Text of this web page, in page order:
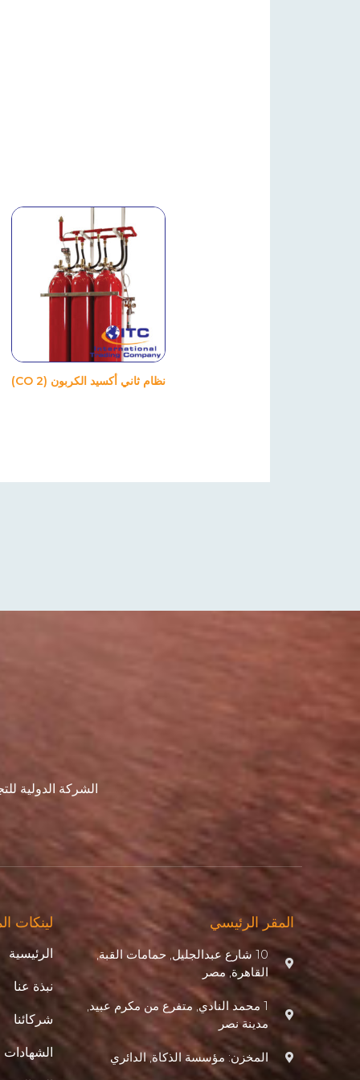
نظام ثاني أكسيد الكربون (CO 2)
الشركة الدولية
المقر الرئيسي
10 شارع عبدالجليل, حمامات القبة,
القاهرة, مصر
1 محمد النادي, متفرع من مكرم عبيد,
مدينة نصر
المخزن: مؤسسة الذكاة, الدائري
لينكات
الرئيسية
نبذة عنا
شركائنا
الشهادات